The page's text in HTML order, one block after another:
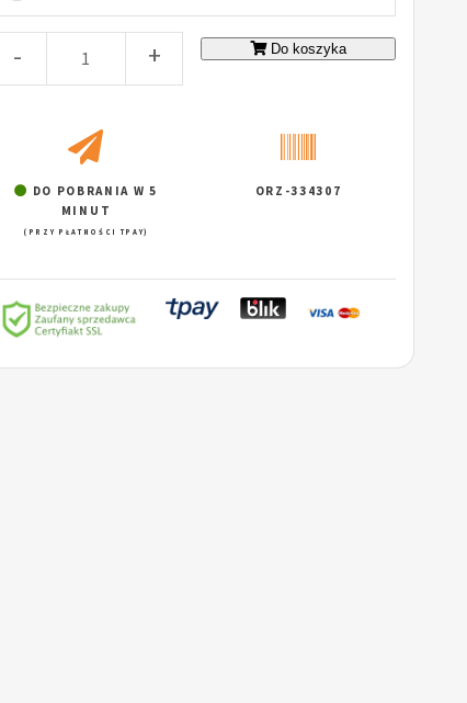
- + Do koszyka
DO POBRANIA W 5
MINUT
(PRZY PŁATNOŚCI TPAY)
ORZ-334307